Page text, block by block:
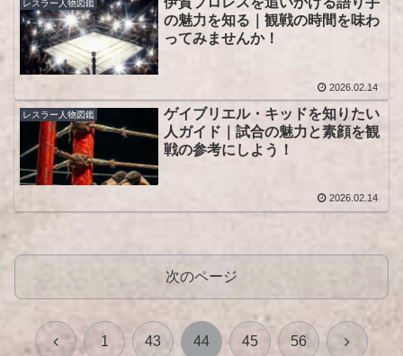
レスラー人物図鑑
の魅力を知る｜観戦の時間を味わ
ってみませんか！
2026.02.14
レスラー人物図鑑
ゲイブリエル・キッドを知りたい
人ガイド｜試合の魅力と素顔を観
戦の参考にしよう！
2026.02.14
次のページ
前 1 43 44 45 56 次